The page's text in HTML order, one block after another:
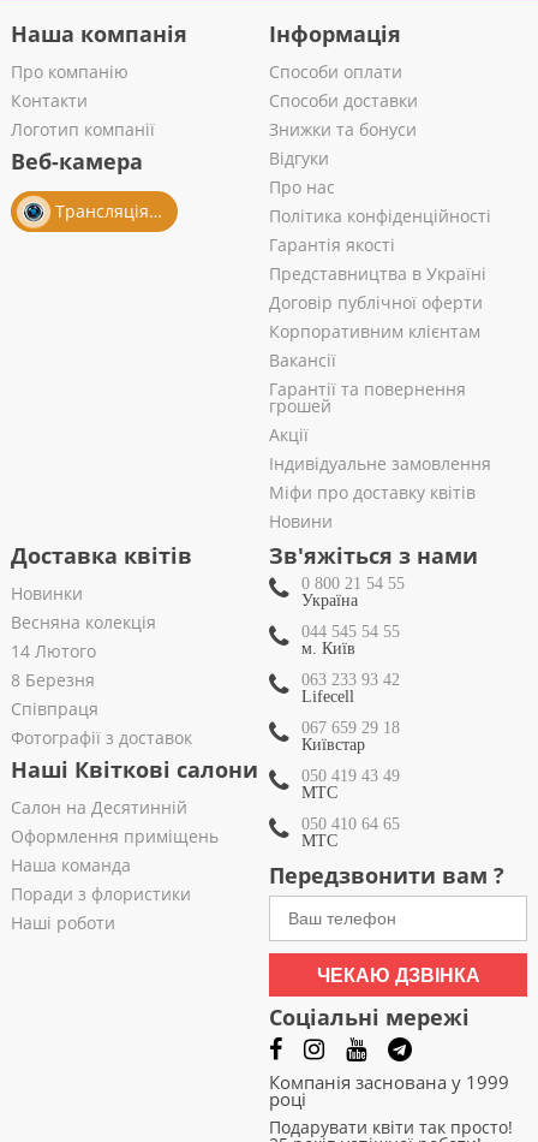
Наша компанія
Про компанію
Контакти
Логотип компанії
Веб-камера
Трансляція із салону
Інформація
Способи оплати
Способи доставки
Знижки та бонуси
Відгуки
Про нас
Політика конфіденційності
Гарантія якості
Представництва в Україні
Договір публічної оферти
Корпоративним клієнтам
Вакансії
Гарантії та повернення
грошей
Акції
Індивідуальне замовлення
Міфи про доставку квітів
Новини
Доставка квітів
Новинки
Весняна колекція
14 Лютого
8 Березня
Співпраця
Фотографії з доставок
Наші Квіткові салони
Салон на Десятинній
Оформлення приміщень
Наша команда
Поради з флористики
Наші роботи
Зв'яжіться з нами
0 800 21 54 55
Україна
044 545 54 55
м. Київ
063 233 93 42
Lifecell
067 659 29 18
Київстар
050 419 43 49
МТС
050 410 64 65
МТС
Передзвонити вам ?
ЧЕКАЮ ДЗВІНКА
Соціальні мережі
Компанія заснована у 1999
році
Подарувати квіти так просто!